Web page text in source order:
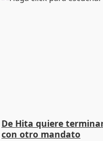
De Hita quiere
con otro mandato